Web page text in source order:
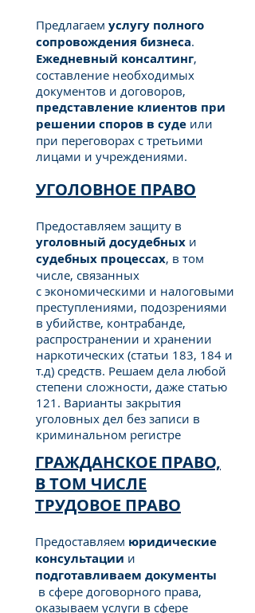
Предлагаем услугу полного
сопровождения бизнеса.
Eжедневный консалтинг,
составление необходимых
документов и договоров,
представление клиентов при
решении споров в суде или
при переговорах с третьими
лицами и учреждениями.
УГОЛОВНОЕ ПРАВО
Предоставляем защиту в
уголовный досудебных и
судебных процессах, в том
числе, связанных
с экономическими и налоговыми
преступлениями, подозрениями
в убийстве, контрабанде,
распространении и хранении
наркотических (статьи 183, 184 и
т.д) средств. Решаем дела любой
степени сложности, даже статью
121. Варианты закрытия
уголовных дел без записи в
криминальном регистре
ГРАЖДАНСКОЕ ПРАВО,
В ТОМ ЧИСЛЕ
ТРУДОВОЕ ПРАВО
Предоставляем юридические
консультации и
подготавливаем документы
в сфере договорного права,
оказываем услуги в сфере